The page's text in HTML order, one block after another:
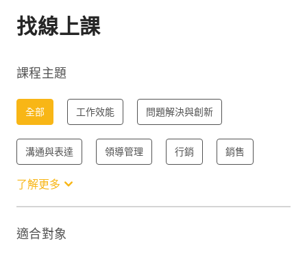
報名
文章
找線上課
課程主題
全部 工作效能 問題解決與創新
溝通與表達 領導管理 行銷 銷售
服務
了解更多
適合對象